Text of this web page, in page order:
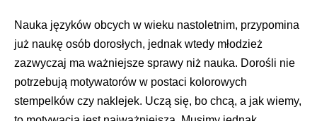
Nauka języków obcych w wieku nastoletnim, przypomina
już naukę osób dorosłych, jednak wtedy młodzież
zazwyczaj ma ważniejsze sprawy niż nauka. Dorośli nie
potrzebują motywatorów w postaci kolorowych
stempelków czy naklejek. Uczą się, bo chcą, a jak wiemy,